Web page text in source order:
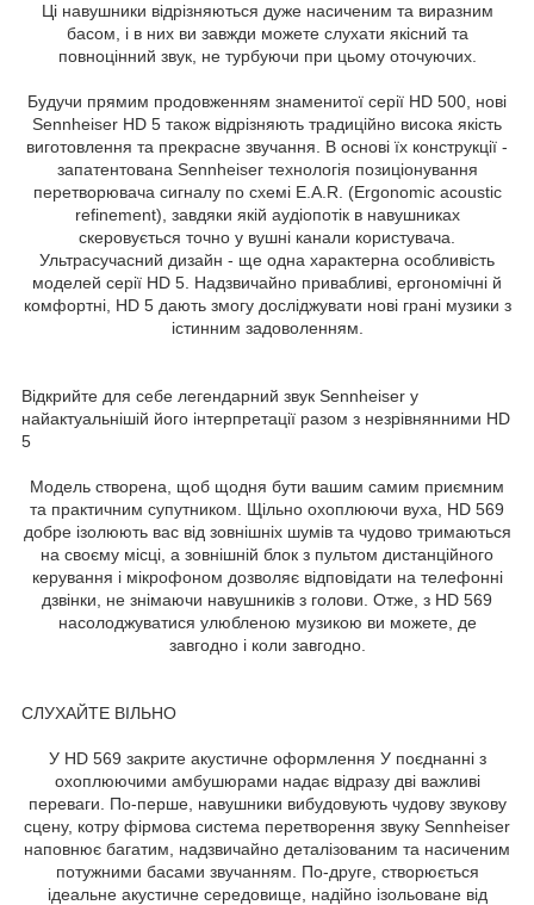
Ці навушники відрізняються дуже насиченим та виразним
басом, і в них ви завжди можете слухати якісний та
повноцінний звук, не турбуючи при цьому оточуючих.
Будучи прямим продовженням знаменитої серії HD 500, нові
Sennheiser HD 5 також відрізняють традиційно висока якість
виготовлення та прекрасне звучання. В основі їх конструкції -
запатентована Sennheiser технологія позиціонування
перетворювача сигналу по схемі E.A.R. (Ergonomic acoustic
refinement), завдяки якій аудіопотік в навушниках
скеровується точно у вушні канали користувача.
Ультрасучасний дизайн - ще одна характерна особливість
моделей серії HD 5. Надзвичайно привабливі, ергономічні й
комфортні, HD 5 дають змогу досліджувати нові грані музики з
істинним задоволенням.
Відкрийте для себе легендарний звук Sennheiser у
найактуальнішій його інтерпретації разом з незрівнянними HD
5
Модель створена, щоб щодня бути вашим самим приємним
та практичним супутником. Щільно охоплюючи вуха, HD 569
добре ізолюють вас від зовнішніх шумів та чудово тримаються
на своєму місці, а зовнішній блок з пультом дистанційного
керування і мікрофоном дозволяє відповідати на телефонні
дзвінки, не знімаючи навушників з голови. Отже, з HD 569
насолоджуватися улюбленою музикою ви можете, де
завгодно і коли завгодно.
СЛУХАЙТЕ ВІЛЬНО
У HD 569 закрите акустичне оформлення У поєднанні з
охоплюючими амбушюрами надає відразу дві важливі
переваги. По-перше, навушники вибудовують чудову звукову
сцену, котру фірмова система перетворення звуку Sennheiser
наповнює багатим, надзвичайно деталізованим та насиченим
потужними басами звучанням. По-друге, створюється
ідеальне акустичне середовище, надійно ізольоване від